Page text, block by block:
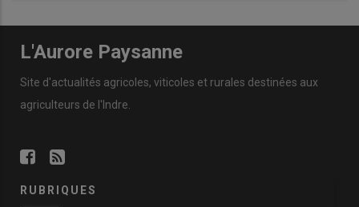
L'Aurore Paysanne
Site d'actualités agricoles, viticoles et rurales destinées aux
agriculteurs de l'Indre.
RUBRIQUES